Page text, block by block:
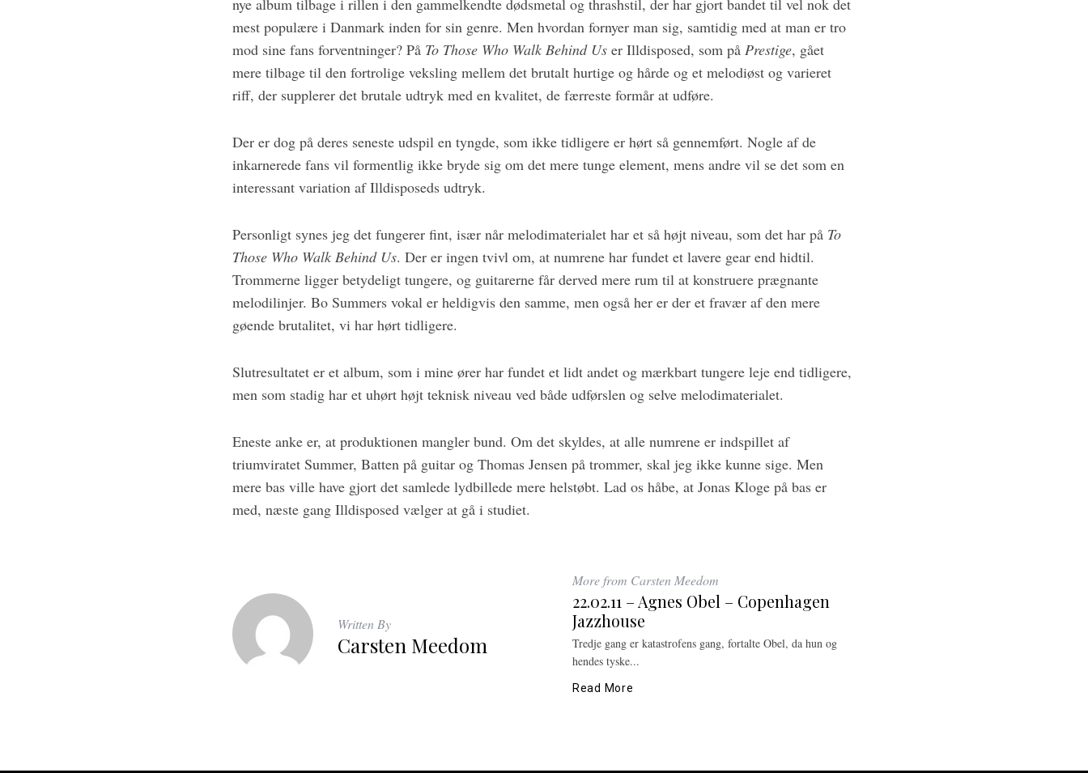
nye album tilbage i rillen i den gammelkendte dødsmetal og thrashstil, der har gjort bandet til vel nok det
mest populære i Danmark inden for sin genre. Men hvordan fornyer man sig, samtidig med at man er tro
mod sine fans forventninger? På To Those Who Walk Behind Us er Illdisposed, som på Prestige, gået
mere tilbage til den fortrolige veksling mellem det brutalt hurtige og hårde og et melodiøst og varieret
riff, der supplerer det brutale udtryk med en kvalitet, de færreste formår at udføre.
Der er dog på deres seneste udspil en tyngde, som ikke tidligere er hørt så gennemført. Nogle af de
inkarnerede fans vil formentlig ikke bryde sig om det mere tunge element, mens andre vil se det som en
interessant variation af Illdisposeds udtryk.
Personligt synes jeg det fungerer fint, især når melodimaterialet har et så højt niveau, som det har på To
Those Who Walk Behind Us. Der er ingen tvivl om, at numrene har fundet et lavere gear end hidtil.
Trommerne ligger betydeligt tungere, og guitarerne får derved mere rum til at konstruere prægnante
melodilinjer. Bo Summers vokal er heldigvis den samme, men også her er der et fravær af den mere
gøende brutalitet, vi har hørt tidligere.
Slutresultatet er et album, som i mine ører har fundet et lidt andet og mærkbart tungere leje end tidligere,
men som stadig har et uhørt højt teknisk niveau ved både udførslen og selve melodimaterialet.
Eneste anke er, at produktionen mangler bund. Om det skyldes, at alle numrene er indspillet af
triumviratet Summer, Batten på guitar og Thomas Jensen på trommer, skal jeg ikke kunne sige. Men
mere bas ville have gjort det samlede lydbillede mere helstøbt. Lad os håbe, at Jonas Kloge på bas er
med, næste gang Illdisposed vælger at gå i studiet.
Written By
Carsten Meedom
More from Carsten Meedom
22.02.11 – Agnes Obel – Copenhagen
Jazzhouse
Tredje gang er katastrofens gang, fortalte Obel, da hun og
hendes tyske...
Read More